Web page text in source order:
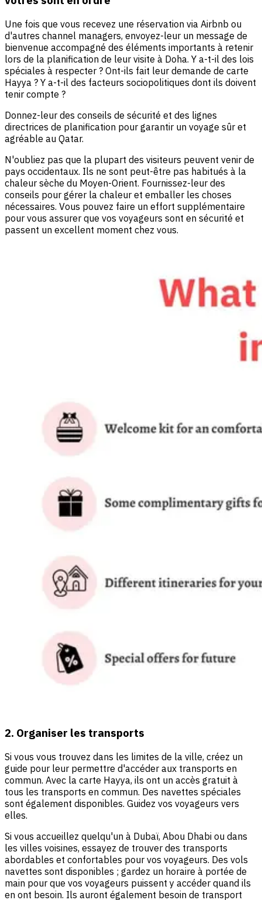
Une fois que vous recevez une réservation via Airbnb ou
d'autres channel managers, envoyez-leur un message de
bienvenue accompagné des éléments importants à retenir
lors de la planification de leur visite à Doha. Y a-t-il des lois
spéciales à respecter ? Ont-ils fait leur demande de carte
Hayya ? Y a-t-il des facteurs sociopolitiques dont ils doivent
tenir compte ?
Donnez-leur des conseils de sécurité et des lignes
directrices de planification pour garantir un voyage sûr et
agréable au Qatar.
N'oubliez pas que la plupart des visiteurs peuvent venir de
pays occidentaux. Ils ne sont peut-être pas habitués à la
chaleur sèche du Moyen-Orient. Fournissez-leur des
conseils pour gérer la chaleur et emballer les choses
nécessaires. Vous pouvez faire un effort supplémentaire
pour vous assurer que vos voyageurs sont en sécurité et
passent un excellent moment chez vous.
2. Organiser les transports
Si vous vous trouvez dans les limites de la ville, créez un
guide pour leur permettre d'accéder aux transports en
commun. Avec la carte Hayya, ils ont un accès gratuit à
tous les transports en commun. Des navettes spéciales
sont également disponibles. Guidez vos voyageurs vers
elles.
Si vous accueillez quelqu'un à Dubaï, Abou Dhabi ou dans
les villes voisines, essayez de trouver des transports
abordables et confortables pour vos voyageurs. Des vols
navettes sont disponibles ; gardez un horaire à portée de
main pour que vos voyageurs puissent y accéder quand ils
en ont besoin. Ils auront également besoin de transport